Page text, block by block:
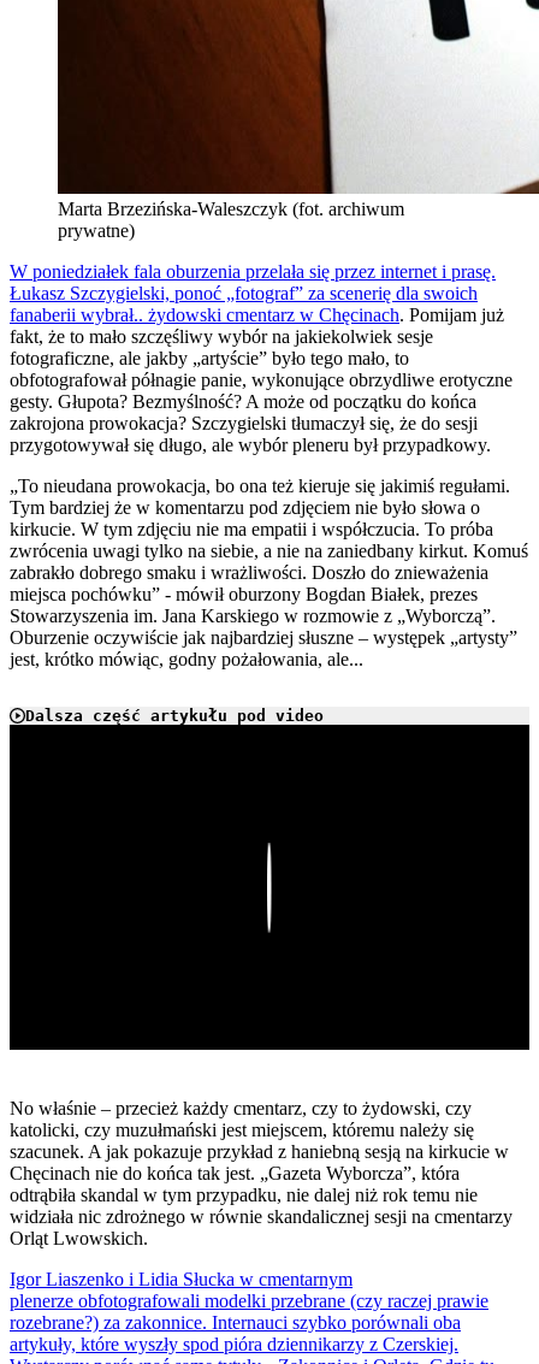
Marta Brzezińska-Waleszczyk (fot. archiwum
prywatne)
W poniedziałek fala oburzenia przelała się przez internet i prasę.
Łukasz Szczygielski, ponoć „fotograf” za scenerię dla swoich
fanaberii wybrał.. żydowski cmentarz w Chęcinach. Pomijam już
fakt, że to mało szczęśliwy wybór na jakiekolwiek sesje
fotograficzne, ale jakby „artyście” było tego mało, to
obfotografował półnagie panie, wykonujące obrzydliwe erotyczne
gesty. Głupota? Bezmyślność? A może od początku do końca
zakrojona prowokacja? Szczygielski tłumaczył się, że do sesji
przygotowywał się długo, ale wybór pleneru był przypadkowy.
„To nieudana prowokacja, bo ona też kieruje się jakimiś regułami.
Tym bardziej że w komentarzu pod zdjęciem nie było słowa o
kirkucie. W tym zdjęciu nie ma empatii i współczucia. To próba
zwrócenia uwagi tylko na siebie, a nie na zaniedbany kirkut. Komuś
zabrakło dobrego smaku i wrażliwości. Doszło do znieważenia
miejsca pochówku” - mówił oburzony Bogdan Białek, prezes
Stowarzyszenia im. Jana Karskiego w rozmowie z „Wyborczą”.
Oburzenie oczywiście jak najbardziej słuszne – występek „artysty”
jest, krótko mówiąc, godny pożałowania, ale...
Dalsza część artykułu pod video
No właśnie – przecież każdy cmentarz, czy to żydowski, czy
katolicki, czy muzułmański jest miejscem, któremu należy się
szacunek. A jak pokazuje przykład z haniebną sesją na kirkucie w
Chęcinach nie do końca tak jest. „Gazeta Wyborcza”, która
odtrąbiła skandal w tym przypadku, nie dalej niż rok temu nie
widziała nic zdrożnego w równie skandalicznej sesji na cmentarzy
Orląt Lwowskich.
Igor Liaszenko i Lidia Słucka w cmentarnym
plenerze obfotografowali modelki przebrane (czy raczej prawie
rozebrane?) za zakonnice. Internauci szybko porównali oba
artykuły, które wyszły spod pióra dziennikarzy z Czerskiej.